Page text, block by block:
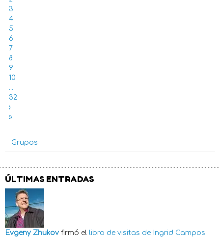
3
4
5
6
7
8
9
10
...
32
›
»
Grupos
ÚLTIMAS ENTRADAS
Evgeny Zhukov firmó el libro de visitas de Ingrid Campos